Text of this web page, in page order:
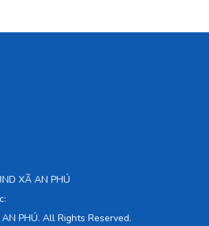
XÃ AN PHÚ
PHÚ. All Rights Reserved.